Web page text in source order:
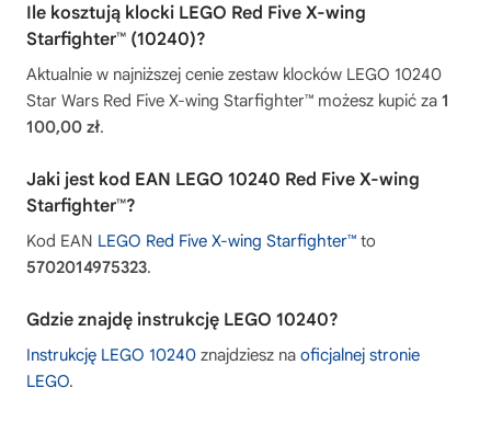
Ile kosztują klocki LEGO Red Five X-wing
Starfighter™ (10240)?
Aktualnie w najniższej cenie zestaw klocków LEGO 10240
Star Wars Red Five X-wing Starfighter™ możesz kupić za 1
100,00 zł.
Jaki jest kod EAN LEGO 10240 Red Five X-wing
Starfighter™?
Kod EAN LEGO Red Five X-wing Starfighter™ to
5702014975323.
Gdzie znajdę instrukcję LEGO 10240?
Instrukcję LEGO 10240 znajdziesz na oficjalnej stronie
LEGO.